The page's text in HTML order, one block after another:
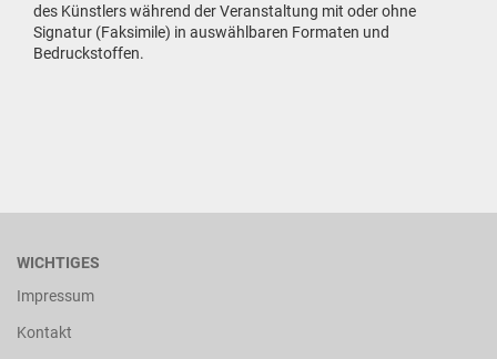
des Künstlers während der Veranstaltung mit oder ohne
Signatur (Faksimile) in auswählbaren Formaten und
Bedruckstoffen.
WICHTIGES
Impressum
Kontakt